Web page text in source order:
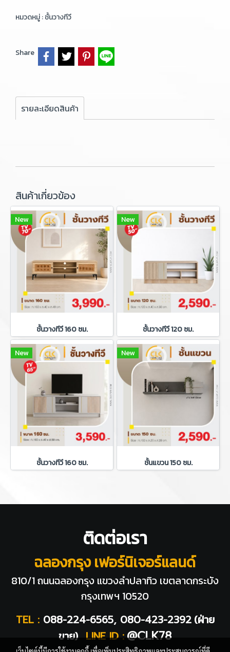
หมวดหมู่ :ชั้นวางทีวี
Share
รายละเอียดสินค้า
สินค้าเกี่ยวข้อง
New
ชั้นวางทีวี 160 ซม.
New
ชั้นวางทีวี 120 ซม.
New
ชั้นวางทีวี 160 ซม.
New
ชั้นแขวน 150 ซม.
ติดต่อเรา
ฉลองกรุง เฟอร์นิเจอร์แลนด์
810/1 ถนนฉลองกรุง แขวงลำปลาทิว เขตลาดกระบัง
กรุงเทพฯ 10520
TEL : 088-224-6565, 080-423-2392 (ฝ่าย
ขาย) LINE ID : @CLK78